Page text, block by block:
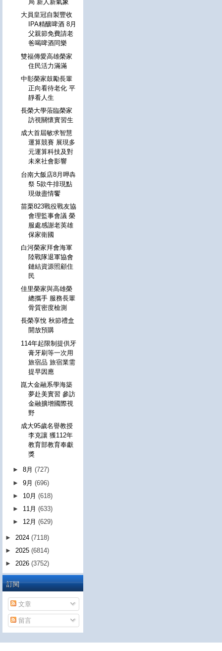
局 新人新氣象
大員皇冠自製豐收
IPA精釀啤酒 8月
父親節免費請老
爸喝啤酒同樂
雙福傳愛高雄榮家
住民活力滿滿
中彰榮家鼓勵長輩
正向看待老化 平
靜看人生
長榮大學蒞臨榮家
訪視關懷實習生
成大首屆敏求智慧
運算競賽 展現多
元運算科技及對
未來社會影響
台南大飯店8月呷犇
祭 5款牛排現點
現做盡情饗
苗栗823戰役戰友協
會理監事會議 榮
服處感謝老英雄
保家衛國
白河榮家拜會海軍
陸戰隊退軍協會
鏈結資源照顧住
民
佳里榮家與高雄榮
總攜手 服務長輩
骨質密度檢測
長榮享悅 秋節禮盒
開放預購
114年起限制提供牙
膏牙刷等一次用
旅宿品 旅宿業需
提早因應
崑大金融系學海築
夢赴美實習 參訪
金融擴增國際視
野
成大95歲名譽教授
李克讓 獲112年
教育部教育奉獻
獎
►8月(727)
►9月(696)
► 10月(618)
► 11月(633)
► 12月(629)
► 2024 (7118)
► 2025 (6814)
► 2026 (3752)
訂閱
文章
留言